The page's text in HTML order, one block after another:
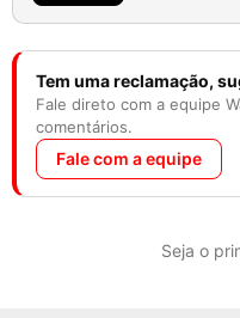
Tem uma reclamação,
Fale direto com a equipe
comentários.
Fale com a equipe
Seja o